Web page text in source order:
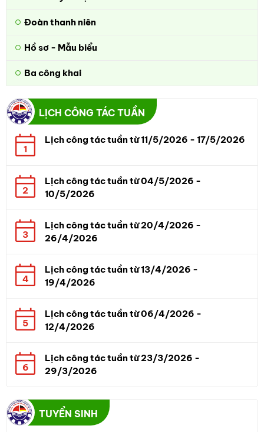
Đoàn thanh niên
Hồ sơ - Mẫu biểu
Ba công khai
LỊCH CÔNG TÁC TUẦN
1
Lịch công tác tuần từ 11/5/2026 - 17/5/2026
2
Lịch công tác tuần từ 04/5/2026 -
10/5/2026
3
Lịch công tác tuần từ 20/4/2026 -
26/4/2026
4
Lịch công tác tuần từ 13/4/2026 -
19/4/2026
5
Lịch công tác tuần từ 06/4/2026 -
12/4/2026
6
Lịch công tác tuần từ 23/3/2026 -
29/3/2026
TUYỂN SINH